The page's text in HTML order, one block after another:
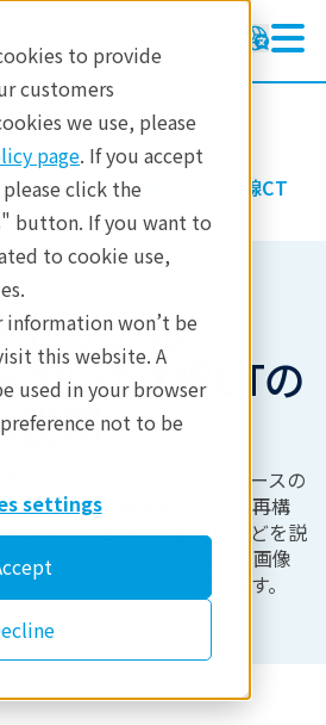
to provide
customers
we use, please
page. If you accept
click the
button. If you want to
to cookie use,
won’t be
this website. A
used in your browser
not to be
settings
ジングと非破壊検査
X線CT
トリアル
用いたX線CTの
説明
ルシリーズでは、オープンソースの
て、X線CTの基本概念である再構
メンテーション、定量分析などを説
ソードのImageJとサンプル画像
クからダウンロードできます。